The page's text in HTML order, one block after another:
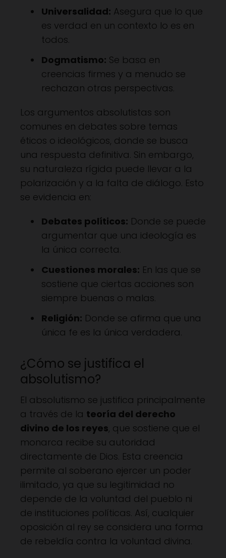
Universalidad: Asegura que lo que
es verdad en un contexto lo es en
todos.
Dogmatismo: Se basa en
creencias firmes y a menudo se
rechazan otras perspectivas.
Los argumentos absolutistas son
comunes en debates sobre temas
éticos o ideológicos, donde se busca
una respuesta definitiva. Sin embargo,
su naturaleza rígida puede llevar a la
polarización y a la falta de diálogo. Esto
se evidencia en:
Debates políticos: Donde se puede
argumentar que una ideología es
la única correcta.
Cuestiones morales: En las que se
sostiene que ciertas acciones son
siempre buenas o malas.
Religión: Donde se afirma que una
única fe es la única verdadera.
¿Cómo se justifica el
absolutismo?
El absolutismo se justifica principalmente
a través de la teoría del derecho
divino de los reyes, que sostiene que el
monarca recibe su autoridad
directamente de Dios. Esta creencia
permite al soberano ejercer un poder
ilimitado, ya que su legitimidad no
depende de la voluntad del pueblo ni
de instituciones políticas. Así, cualquier
oposición al rey se considera una forma
de rebeldía contra la voluntad divina.